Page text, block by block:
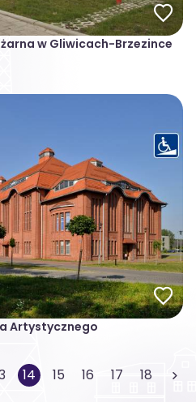
w Gliwicach-Brzezince
Artystycznego
14 15 16 17 18